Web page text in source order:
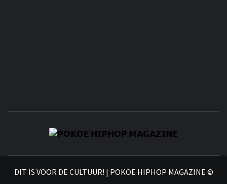
DIT IS VOOR DE CULTUUR! | POKOE HIPHOP MAGAZINE ©